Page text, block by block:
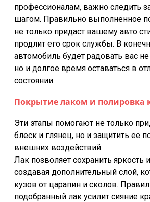
профессионалам, важно следить
шагом. Правильно выполненное
не только придаст вашему авто
продлит его срок службы. В
автомобиль будет радовать вас
но и долгое время оставаться в
состоянии.
Покрытие лаком и полировка
Эти этапы помогают не только
блеск и глянец, но и защитить ее
внешних воздействий.
Лак позволяет сохранить яркость
создавая дополнительный слой,
кузов от царапин и сколов.
подобранный лак усилит сияние